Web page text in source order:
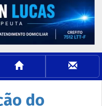
do